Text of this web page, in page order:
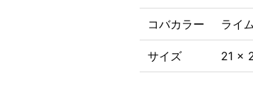
コバカラー ライ
サイズ 21 ×